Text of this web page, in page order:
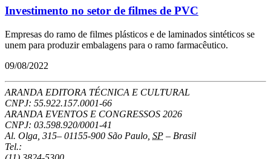
Investimento no setor de filmes de PVC
Empresas do ramo de filmes plásticos e de laminados sintéticos se
unem para produzir embalagens para o ramo farmacêutico.
09/08/2022
ARANDA EDITORA TÉCNICA E CULTURAL
CNPJ: 55.922.157.0001-66
ARANDA EVENTOS E CONGRESSOS 2026
CNPJ: 03.598.920/0001-41
Al. Olga, 315– 01155-900 São Paulo SP – Brasil
Tel.: